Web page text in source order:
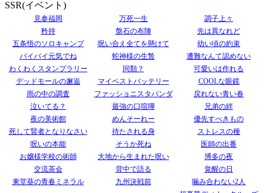
SSR(イベント)
見参福岡 万死一生
調子上々
矜持
盤石の布陣
先は異なれど
五条悟のソロキャンプ
呪い合え全てを懸けて
幼い頃の約束
バイバイ元気でね
蛇神様の生贄
遭難なんて認めない
わくわくスタンプラリー
同類？
可愛いは作れる
デッドモールの邂逅
マイベストバッテリー
COOLな眼鏡
雨の中の調査
ファッショニスタパンダ
戻れない青い春
泣いてる？
最強の口喧嘩
兄弟の絆
夜の美術館
めんそーれー
優先すべきもの
死して賢者となりなさい
待たされる身
ストレスの種
呪いの本能
そうか死ね
医師の出番
お嬢様学校の術師
大地から生まれた呪い
博多の夜
交流茶会
背中で語る
覚醒の日
東堂葵の青春ミネラル
九州決戦前 噛み合わない2人